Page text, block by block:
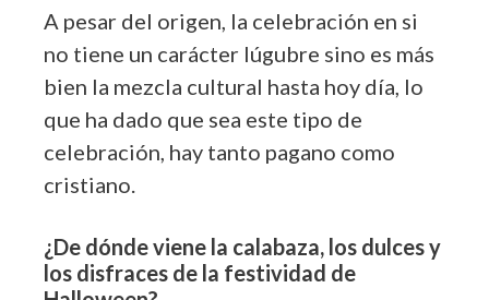
A pesar del origen, la celebración en si
no tiene un carácter lúgubre sino es más
bien la mezcla cultural hasta hoy día, lo
que ha dado que sea este tipo de
celebración, hay tanto pagano como
cristiano.
¿De dónde viene la calabaza, los dulces y
los disfraces de la festividad de